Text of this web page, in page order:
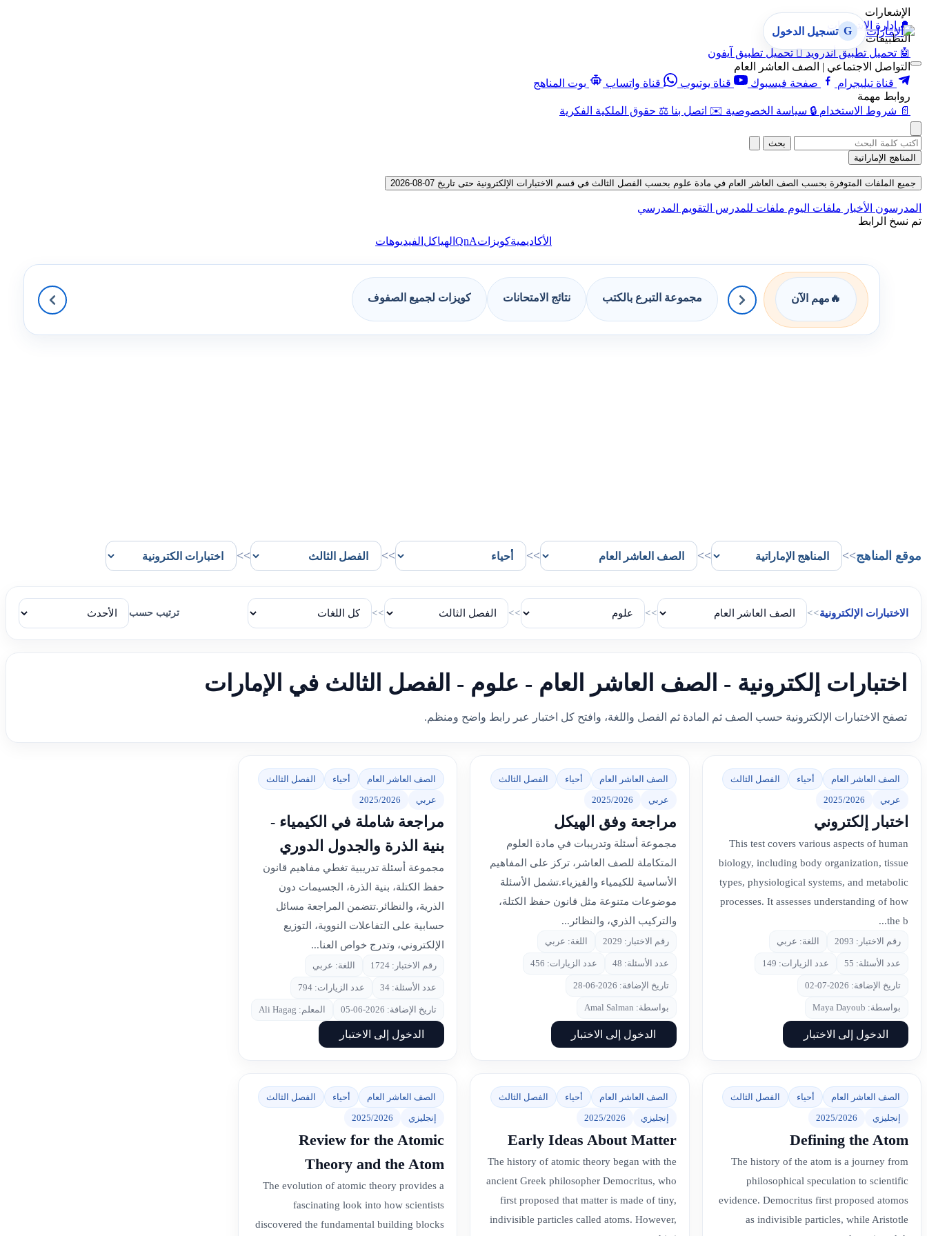
الإشعارات
🔔 إدارة الإشعارات
التطبيقات
🤖 تحميل تطبيق أندرويد  تحميل تطبيق آيفون
التواصل الاجتماعي | الصف العاشر العام
قناة تيليجرام
صفحة فيسبوك قناة يوتيوب قناة واتساب
بوت المناهج
روابط مهمة
📄 شروط الاستخدام 🔒 سياسة الخصوصية ✉️ اتصل بنا ⚖️ حقوق الملكية الفكرية
G تسجيل الدخول
بحث
المناهج الإماراتية
جميع الملفات المتوفرة بحسب الصف العاشر العام في مادة علوم بحسب الفصل الثالث في قسم الاختبارات الإلكترونية حتى تاريخ 07-08-2026
المدرسون الأخبار ملفات اليوم ملفات للمدرس التقويم المدرسي
تم نسخ الرابط
الأكاديميةكويزاتQnA الهياكل الفيديوهات
🔥 مهم الآن مجموعة التبرع بالكتب نتائج الامتحانات كويزات لجميع الصفوف
موقع المناهج>>
>>
>>
>>
>>
الاختبارات الإلكترونية>>
>>
>>
>> ترتيب حسب
اختبارات إلكترونية - الصف العاشر العام - علوم - الفصل الثالث في الإمارات
تصفح الاختبارات الإلكترونية حسب الصف ثم المادة ثم الفصل واللغة، وافتح كل اختبار عبر رابط واضح ومنظم.
الصف العاشر العام أحياء
الفصل الثالث
عربي
2025/2026
اختبار إلكتروني
This test covers various aspects of human
biology, including body organization, tissue
types, physiological systems, and metabolic
processes. It assesses understanding of how
the b...
رقم الاختبار: 2093 اللغة: عربي
عدد الأسئلة: 55 عدد الزيارات: 149
تاريخ الإضافة: 2026-07-02
بواسطة: Maya Dayoub
الدخول إلى الاختبار
الصف العاشر العام أحياء
الفصل الثالث
عربي
2025/2026
مراجعة وفق الهيكل
مجموعة أسئلة وتدريبات في مادة العلوم
المتكاملة للصف العاشر، تركز على المفاهيم
الأساسية للكيمياء والفيزياء.تشمل الأسئلة
موضوعات متنوعة مثل قانون حفظ الكتلة،
والتركيب الذري، والنظائر...
رقم الاختبار: 2029 اللغة: عربي
عدد الأسئلة: 48 عدد الزيارات: 456
تاريخ الإضافة: 2026-06-28
بواسطة: Amal Salman
الدخول إلى الاختبار
الصف العاشر العام أحياء
الفصل الثالث
عربي
2025/2026
مراجعة شاملة في الكيمياء -
بنية الذرة والجدول الدوري
مجموعة أسئلة تدريبية تغطي مفاهيم قانون
حفظ الكتلة، بنية الذرة، الجسيمات دون
الذرية، والنظائر.تتضمن المراجعة مسائل
حسابية على التفاعلات النووية، التوزيع
الإلكتروني، وتدرج خواص العنا...
رقم الاختبار: 1724 اللغة: عربي
عدد الأسئلة: 34 عدد الزيارات: 794
تاريخ الإضافة: 2026-06-05 المعلم: Ali Hagag
الدخول إلى الاختبار
الصف العاشر العام أحياء
الفصل الثالث
إنجليزي
2025/2026
Defining the Atom
The history of the atom is a journey from
philosophical speculation to scientific
evidence. Democritus first proposed atomos
as indivisible particles, while Aristotle
الصف العاشر العام أحياء
الفصل الثالث
إنجليزي
2025/2026
Early Ideas About Matter
The history of atomic theory began with the
ancient Greek philosopher Democritus, who
first proposed that matter is made of tiny,
indivisible particles called atoms. However,
الصف العاشر العام أحياء
الفصل الثالث
إنجليزي
2025/2026
Review for the Atomic
Theory and the Atom
The evolution of atomic theory provides a
fascinating look into how scientists
discovered the fundamental building blocks